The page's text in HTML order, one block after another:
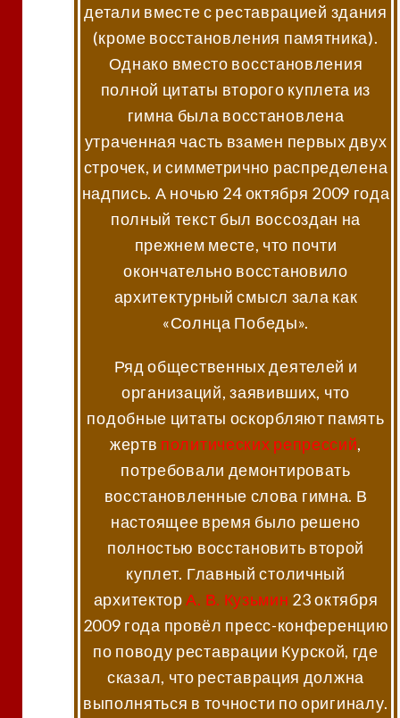
детали вместе с реставрацией здания
(кроме восстановления памятника).
Однако вместо восстановления
полной цитаты второго куплета из
гимна была восстановлена
утраченная часть взамен первых двух
строчек, и симметрично распределена
надпись. А ночью 24 октября 2009 года
полный текст был воссоздан на
прежнем месте, что почти
окончательно восстановило
архитектурный смысл зала как
«Солнца Победы».
Ряд общественных деятелей и
организаций, заявивших, что
подобные цитаты оскорбляют память
жертв политических репрессий,
потребовали демонтировать
восстановленные слова гимна. В
настоящее время было решено
полностью восстановить второй
куплет. Главный столичный
архитекторА. В. Кузьмин 23 октября
2009 года провёл пресс-конференцию
по поводу реставрации Курской, где
сказал, что реставрация должна
выполняться в точности по оригиналу.